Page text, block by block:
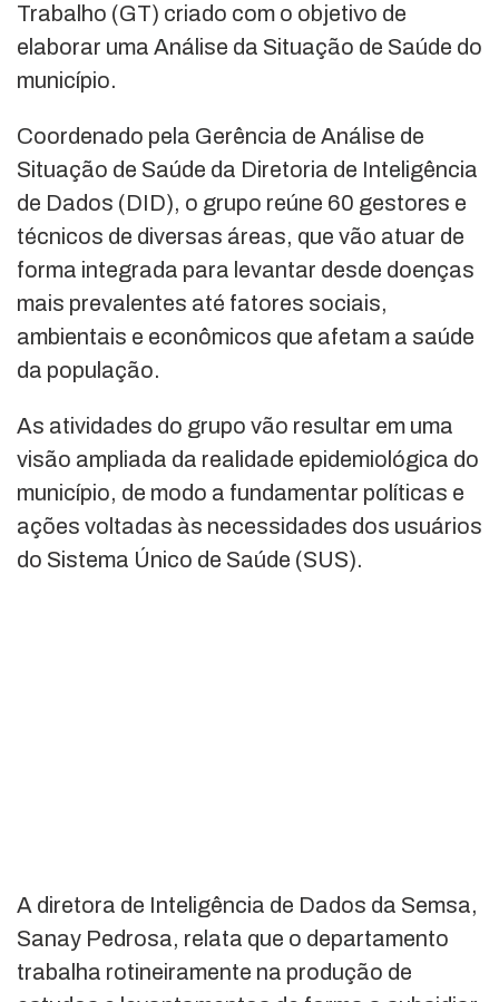
Trabalho (GT) criado com o objetivo de
elaborar uma Análise da Situação de Saúde do
município.
Coordenado pela Gerência de Análise de
Situação de Saúde da Diretoria de Inteligência
de Dados (DID), o grupo reúne 60 gestores e
técnicos de diversas áreas, que vão atuar de
forma integrada para levantar desde doenças
mais prevalentes até fatores sociais,
ambientais e econômicos que afetam a saúde
da população.
As atividades do grupo vão resultar em uma
visão ampliada da realidade epidemiológica do
município, de modo a fundamentar políticas e
ações voltadas às necessidades dos usuários
do Sistema Único de Saúde (SUS).
A diretora de Inteligência de Dados da Semsa,
Sanay Pedrosa, relata que o departamento
trabalha rotineiramente na produção de